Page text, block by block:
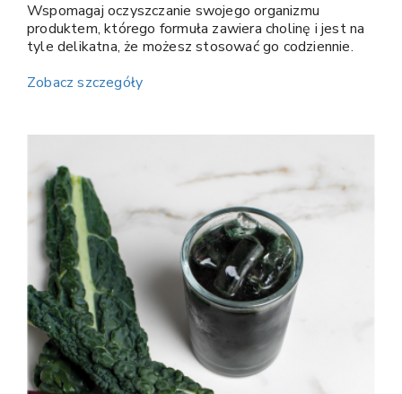
Wspomagaj oczyszczanie swojego organizmu
produktem, którego formuła zawiera cholinę i jest na
tyle delikatna, że możesz stosować go codziennie.
Zobacz szczegóły